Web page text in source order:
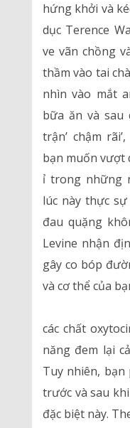
hứng khởi và
dục Terence
ve vãn chồng
thầm vào tai
nhìn vào mắt
bữa ăn và sau
trận’ chậm
bạn muốn vượt
ỉ trong những
lúc này thực
đau quặng
Levine nhận
gây co bóp
và cơ thể của
các chất
năng đem lại
Tuy nhiên, bạn
trước và sau
đặc biệt này.